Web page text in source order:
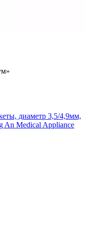
диаметр 3,5/4,9мм,
An Medical Appliance